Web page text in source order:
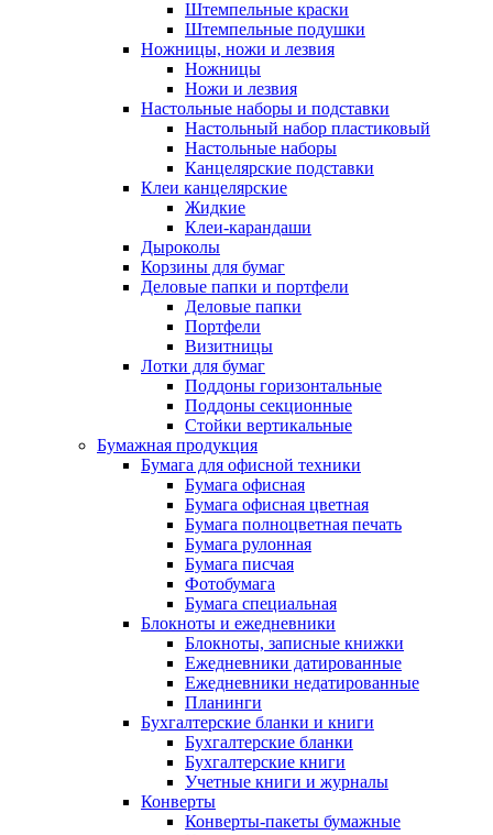
Штемпельные краски
Штемпельные подушки
Ножницы, ножи и лезвия
Ножницы
Ножи и лезвия
Настольные наборы и подставки
Настольный набор пластиковый
Настольные наборы
Канцелярские подставки
Клеи канцелярские
Жидкие
Клеи-карандаши
Дыроколы
Корзины для бумаг
Деловые папки и портфели
Деловые папки
Портфели
Визитницы
Лотки для бумаг
Поддоны горизонтальные
Поддоны секционные
Стойки вертикальные
Бумажная продукция
Бумага для офисной техники
Бумага офисная
Бумага офисная цветная
Бумага полноцветная печать
Бумага рулонная
Бумага писчая
Фотобумага
Бумага специальная
Блокноты и ежедневники
Блокноты, записные книжки
Ежедневники датированные
Ежедневники недатированные
Планинги
Бухгалтерские бланки и книги
Бухгалтерские бланки
Бухгалтерские книги
Учетные книги и журналы
Конверты
Конверты-пакеты бумажные